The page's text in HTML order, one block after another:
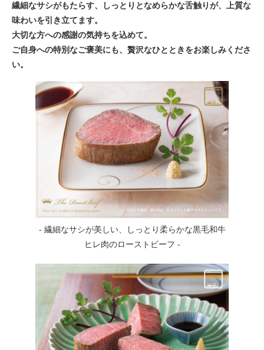
繊細なサシがもたらす、しっとりとなめらかな舌触りが、上質な
味わいを引き立てます。
大切な方への感謝の気持ちを込めて。
ご自身への特別なご褒美にも、贅沢なひとときをお楽しみくださ
い。
- 繊細なサシが美しい、しっとり柔らかな黒毛和牛
ヒレ肉のローストビーフ -